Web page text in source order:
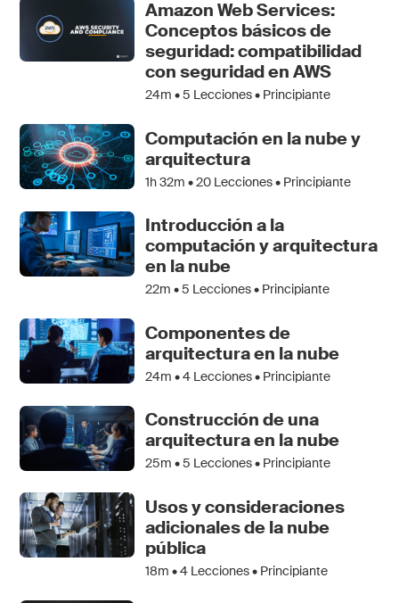
Amazon Web Services:
Conceptos básicos de
seguridad: compatibilidad
con seguridad en AWS
24m •5 Lecciones • Principiante
Computación en la nube y
arquitectura
1h 32m •20 Lecciones • Principiante
Introducción a la
computación y arquitectura
en la nube
22m •5 Lecciones • Principiante
Componentes de
arquitectura en la nube
24m •4 Lecciones • Principiante
Construcción de una
arquitectura en la nube
25m •5 Lecciones • Principiante
Usos y consideraciones
adicionales de la nube
pública
18m •4 Lecciones • Principiante